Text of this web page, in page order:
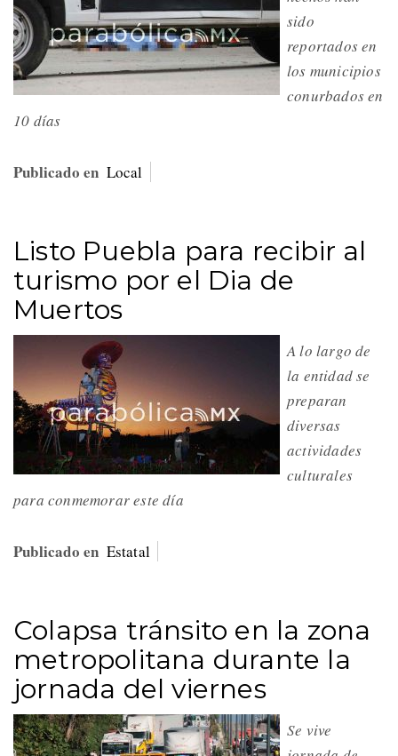
sido
reportados en
los municipios
conurbados en
10 días
Publicado en Local
Listo Puebla para recibir al
turismo por el Dia de
Muertos
A lo largo de
la entidad se
preparan
diversas
actividades
culturales
para conmemorar este día
Publicado en Estatal
Colapsa tránsito en la zona
metropolitana durante la
jornada del viernes
Se vive